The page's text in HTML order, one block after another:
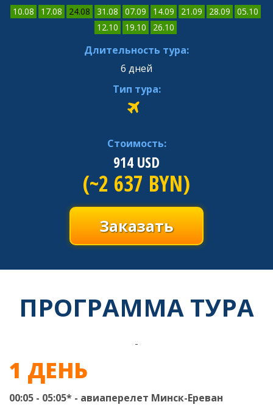
10.08 17.08 24.08 31.08 07.09 14.09 21.09 28.09
05.10
12.10
19.10 26.10
Длительность тура:
6 дней
Тип тура:
Стоимость:
914 USD
(~2 637 BYN)
Заказать
ПРОГРАММА ТУРА
1 ДЕНЬ
00:05 - 05:05* - авиаперелет Минск-Ереван